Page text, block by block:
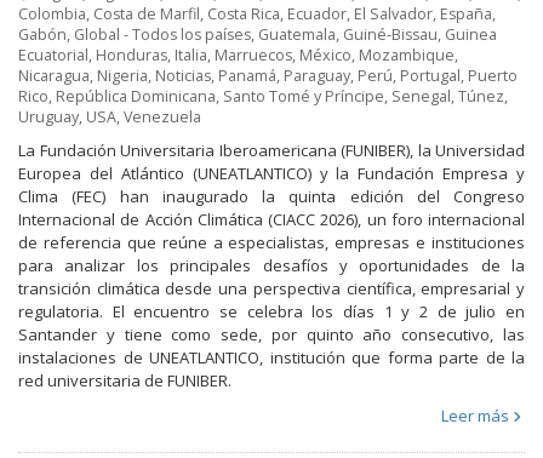
Colombia, Costa de Marfil, Costa Rica, Ecuador, El Salvador, España,
Gabón, Global - Todos los países, Guatemala, Guiné-Bissau, Guinea
Ecuatorial, Honduras, Italia, Marruecos, México, Mozambique,
Nicaragua, Nigeria, Noticias, Panamá, Paraguay, Perú, Portugal, Puerto
Rico, República Dominicana, Santo Tomé y Príncipe, Senegal,Túnez,
Uruguay, USA,Venezuela
La Fundación Universitaria Iberoamericana (FUNIBER), la Universidad
Europea del Atlántico (UNEATLANTICO) y la Fundación Empresa y
Clima (FEC) han inaugurado la quinta edición del Congreso
Internacional de Acción Climática (CIACC 2026), un foro internacional
de referencia que reúne a especialistas, empresas e instituciones
para analizar los principales desafíos y oportunidades de la
transición climática desde una perspectiva científica, empresarial y
regulatoria. El encuentro se celebra los días 1 y 2 de julio en
Santander y tiene como sede, por quinto año consecutivo, las
instalaciones de UNEATLANTICO, institución que forma parte de la
red universitaria de FUNIBER.
Leer más